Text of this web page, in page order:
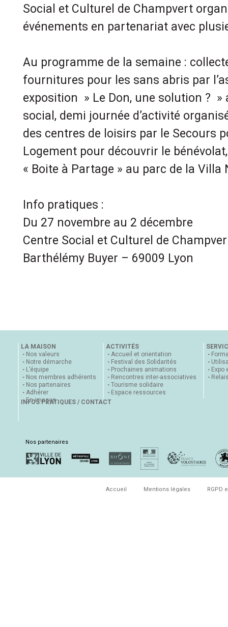
Social et Culturel de Champvert
événements en partenariat avec
Au programme de la semaine :
fournitures pour les sans abris par
exposition » Le Don, une solution ?
social, demi journée d’activité
des centres de loisirs par le Secours
Logement pour découvrir le
« Boite à Partage » au parc de la Villa
Info pratiques :
Du 27 novembre au 2 décembre
Centre Social et Culturel de
Barthélémy Buyer – 69009 Lyon
LA MAISON
Nos valeurs
Notre démarche
L’équipe
Nos membres adhérents
Nos partenaires
Adhérer
En images
ACTIVITÉS
Accueil et orientation
Festival des Solidarités
Prochaines animations
Rencontres inter-associatives
Tourisme solidaire
Espace ressources
Expo
INFOS PRATIQUES / CONTACT
Nos partenaires
Accueil Mentions légales RGPD